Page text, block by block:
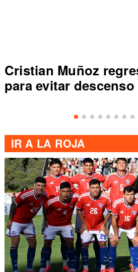
Cristian Muñoz
para evitar descenso
IR A LA ROJA